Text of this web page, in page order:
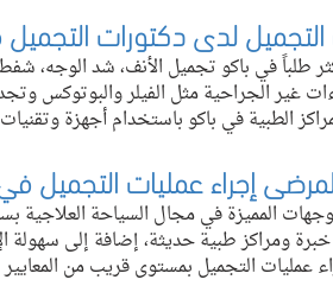
لدى دكتورات
طلباً في باكو تجميل الأنف، شد الوجه،
غير الجراحية مثل الفيلر والبوتوكس
الطبية في باكو باستخدام أجهزة
إجراء عمليات التجميل
المميزة في مجال السياحة العلاجية
ومراكز طبية حديثة، إضافة إلى سهولة
عمليات التجميل بمستوى قريب من المعايير